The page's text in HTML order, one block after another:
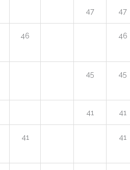
47 47
46 46
45 45
41 41
41 41